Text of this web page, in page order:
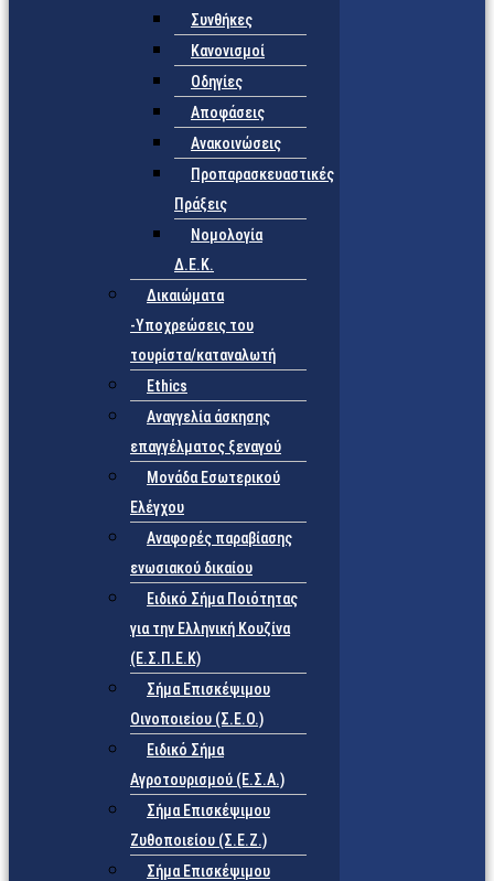
Συνθήκες
Κανονισμοί
Οδηγίες
Αποφάσεις
Ανακοινώσεις
Προπαρασκευαστικές
Πράξεις
Νομολογία
Δ.Ε.Κ.
Δικαιώματα
-Υποχρεώσεις του
τουρίστα/καταναλωτή
Ethics
Αναγγελία άσκησης
επαγγέλματος ξεναγού
Μονάδα Εσωτερικού
Ελέγχου
Αναφορές παραβίασης
ενωσιακού δικαίου
Ειδικό Σήμα Ποιότητας
για την Ελληνική Κουζίνα
(Ε.Σ.Π.Ε.Κ)
Σήμα Επισκέψιμου
Οινοποιείου (Σ.Ε.Ο.)
Ειδικό Σήμα
Αγροτουρισμού (Ε.Σ.Α.)
Σήμα Επισκέψιμου
Ζυθοποιείου (Σ.Ε.Ζ.)
Σήμα Επισκέψιμου